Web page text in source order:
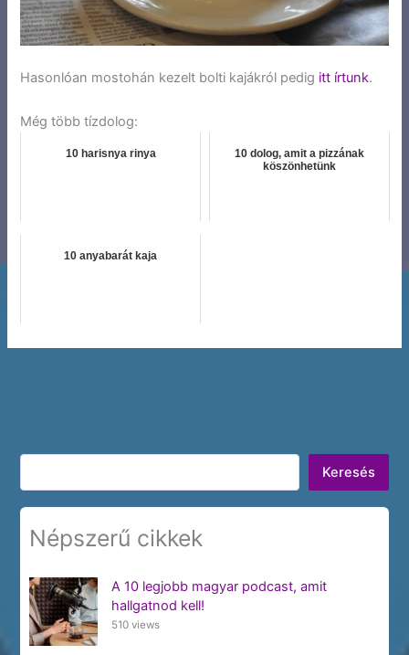
Hasonlóan mostohán kezelt bolti kajákról pedig itt írtunk.
Még több tízdolog:
10 harisnya rinya
10 dolog, amit a pizzának
köszönhetünk
10 anyabarát kaja
Keresés
Keresés
Népszerű cikkek
A 10 legjobb magyar podcast, amit
hallgatnod kell!
510 views